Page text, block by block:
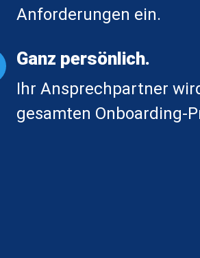
Anforderungen ein.
Ganz persönlich.
Ihr Ansprechpartner
gesamten Onboarding-